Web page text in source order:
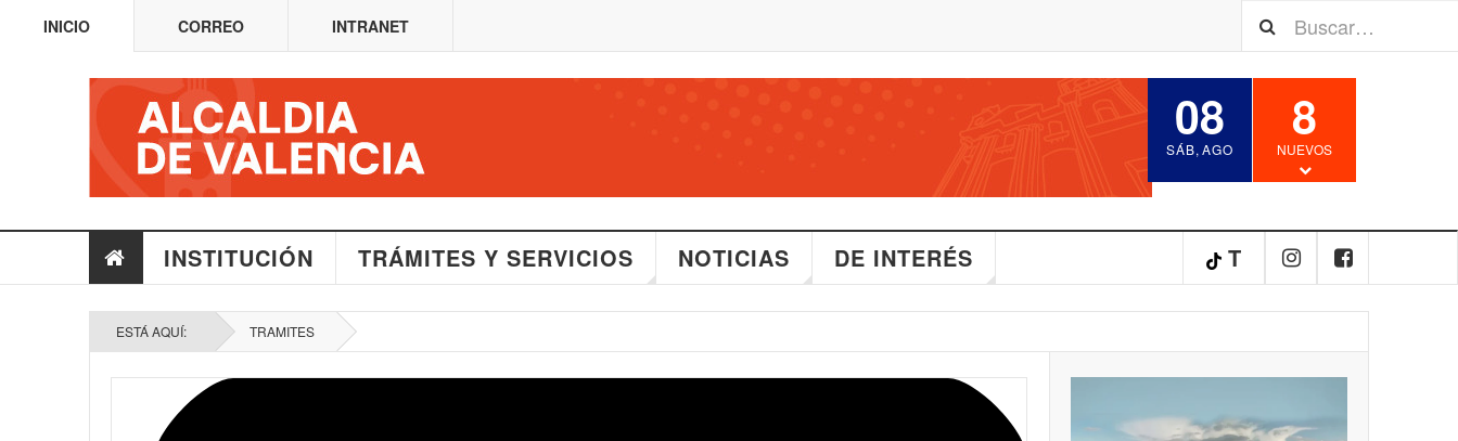
INICIO CORREO INTRANET
08
SÁB,AGO
8
NUEVOS
INSTITUCIÓN TRÁMITES Y SERVICIOS NOTICIAS DE INTERÉS T
ESTÁ AQUÍ: TRAMITES